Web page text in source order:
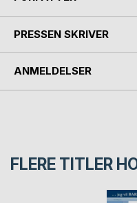
PRESSEN SKRIVER
ANMELDELSER
FLERE TITLER